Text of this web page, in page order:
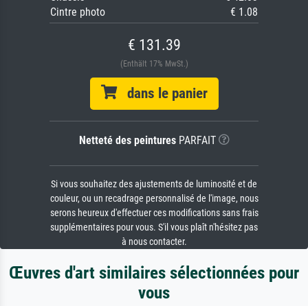
Cintre photo
€ 1.08
€ 131.39
(Enthält 17% MwSt.)
dans le panier
Netteté des peinturesPARFAIT
Si vous souhaitez des ajustements de luminosité et de
couleur, ou un recadrage personnalisé de l'image, nous
serons heureux d'effectuer ces modifications sans frais
supplémentaires pour vous. S'il vous plaît n'hésitez pas
à nous contacter.
Œuvres d'art similaires sélectionnées pour
vous